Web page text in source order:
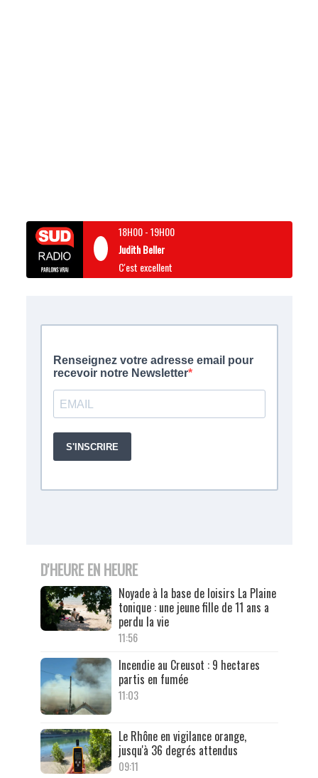
18H00-19H00
Judith Beller
C'est excellent
D'HEURE EN HEURE
Noyade à la base de loisirs La Plaine
tonique : une jeune fille de 11 ans a
perdu la vie
11:56
Incendie au Creusot : 9 hectares
partis en fumée
11:03
Le Rhône en vigilance orange,
jusqu'à 36 degrés attendus
09:11